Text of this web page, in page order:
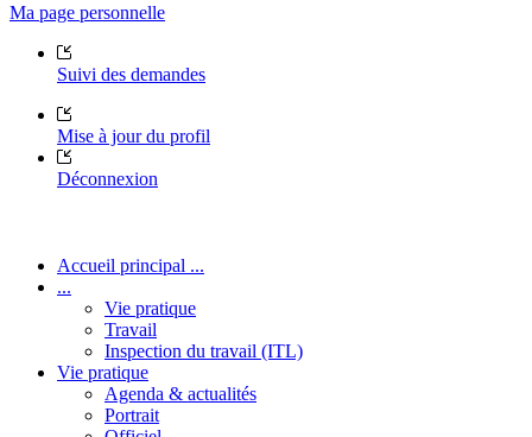
Ma page personnelle
Suivi des demandes
Mise à jour du profil
Déconnexion
Accueil principal ...
...
Vie pratique
Travail
Inspection du travail (ITL)
Vie pratique
Agenda & actualités
Portrait